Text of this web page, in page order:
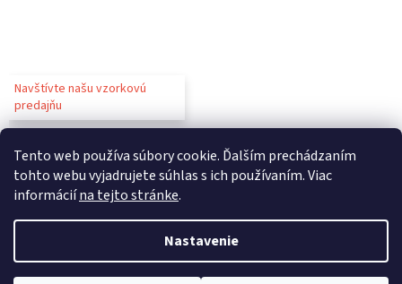
Tento web používa súbory cookie. Ďalším prechádzaním
tohto webu vyjadrujete súhlas s ich používaním. Viac
informáciína tejto stránke.
Nastavenie
Navštívte našu vzorkovú
predajňu